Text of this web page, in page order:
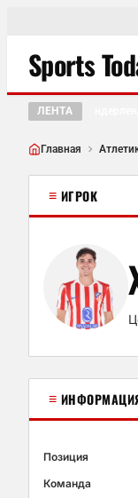
Sports
ЛЕНТА
Болельщик
Главная
≡ ИГРОК
≡
Позиция
Команда